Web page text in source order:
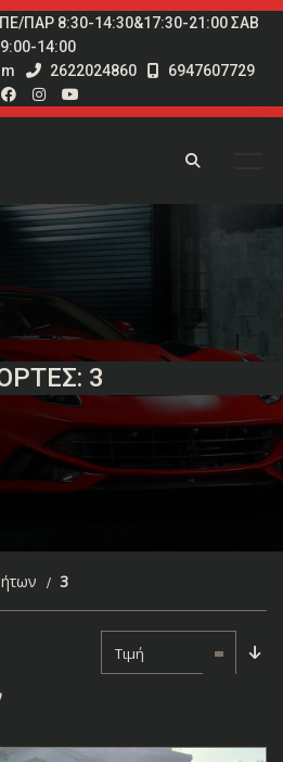
ΠΑΡ 8:30-14:30&17:30-21:00 ΣΑΒ
9:00-14:00
2622024860 6947607729
3
3
Τιμή